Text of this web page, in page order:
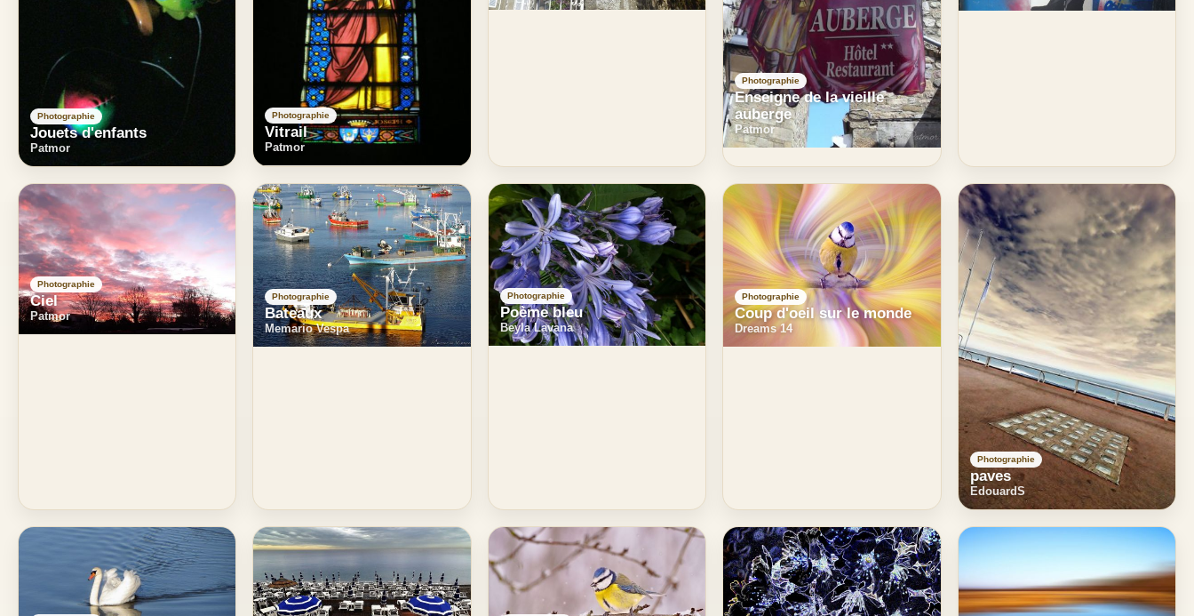
Photographie
Jouets d'enfants
Patmor
Photographie
Vitrail
Patmor
Photographie
Enseigne de la vieille
auberge
Patmor
Photographie
Ciel
Patmor
Photographie
Bateaux
Memario Vespa
Photographie
Poème bleu
Beyla Lavana
Photographie
Coup d'oeil sur le monde
Dreams 14
Photographie
paves
EdouardS